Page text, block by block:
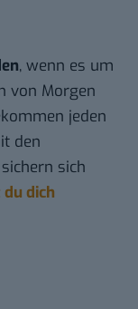
, wenn es um
von Morgen
jeden
den
sich
dich